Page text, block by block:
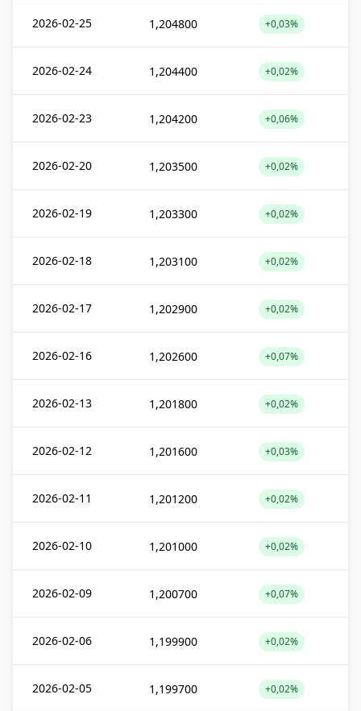
2026-02-25 1,204800 +0,03%
2026-02-24 1,204400 +0,02%
2026-02-23 1,204200 +0,06%
2026-02-20 1,203500 +0,02%
2026-02-19 1,203300 +0,02%
2026-02-18 1,203100 +0,02%
2026-02-17 1,202900 +0,02%
2026-02-16 1,202600 +0,07%
2026-02-13 1,201800 +0,02%
2026-02-12 1,201600 +0,03%
2026-02-11 1,201200 +0,02%
2026-02-10 1,201000 +0,02%
2026-02-09 1,200700 +0,07%
2026-02-06 1,199900 +0,02%
2026-02-05 1,199700 +0,02%